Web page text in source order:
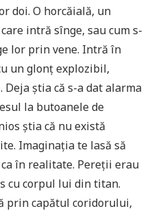
doi. O horcăială, un
intră sînge, sau cum s-
lor prin vene. Intră în
un glonț explozibil,
știa că s-a dat alarma
la butoanele de
știa că nu există
Imaginația te lasă să
în realitate. Pereții erau
cu corpul lui din titan.
prin capătul coridorului,